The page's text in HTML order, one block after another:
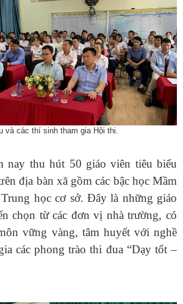
và các thí sinh tham gia Hội thi.
nay thu hút 50 giáo viên tiêu biểu
địa bàn xã gồm các bậc học Mầm
học cơ sở. Đây là những giáo
chọn từ các đơn vị nhà trường, có
vững vàng, tâm huyết với nghề
các phong trào thi đua “Dạy tốt –